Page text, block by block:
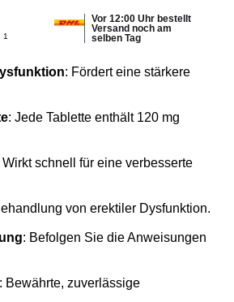
1
Vor 12:00 Uhr bestellt
Versand noch am
selben Tag
: Fördert eine stärkere
: Jede Tablette enthält 120 mg
Wirkt schnell für eine verbesserte
von erektiler Dysfunktion.
: Befolgen Sie die Anweisungen
: Bewährte, zuverlässige